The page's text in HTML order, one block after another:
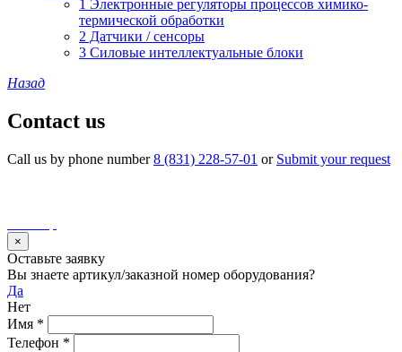
1 Электронные регуляторы процессов химико-
термической обработки
2 Датчики / сенсоры
3 Силовые интеллектуальные блоки
Назад
Contact us
Call us by phone number8 (831) 228-57-01 or Submit your request
×
Оставьте заявку
Вы знаете артикул/заказной номер оборудования?
Да
Нет
Имя *
Телефон *